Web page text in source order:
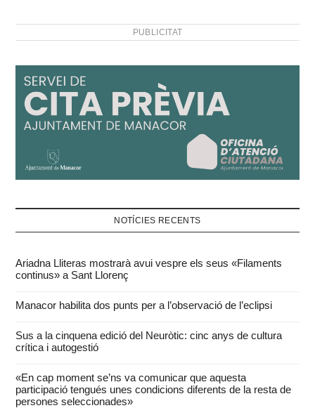
PUBLICITAT
NOTÍCIES RECENTS
Ariadna Lliteras mostrarà avui vespre els seus «Filaments
continus» a Sant Llorenç
Manacor habilita dos punts per a l’observació de l’eclipsi
Sus a la cinquena edició del Neuròtic: cinc anys de cultura
crítica i autogestió
«En cap moment se’ns va comunicar que aquesta
participació tengués unes condicions diferents de la resta de
persones seleccionades»